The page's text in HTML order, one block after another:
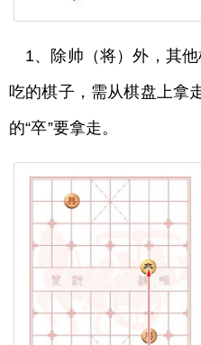
1、除帅（将）外，其
吃的棋子，需从棋盘上拿
的“卒”要拿走。